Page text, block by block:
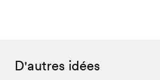
D'autres idées